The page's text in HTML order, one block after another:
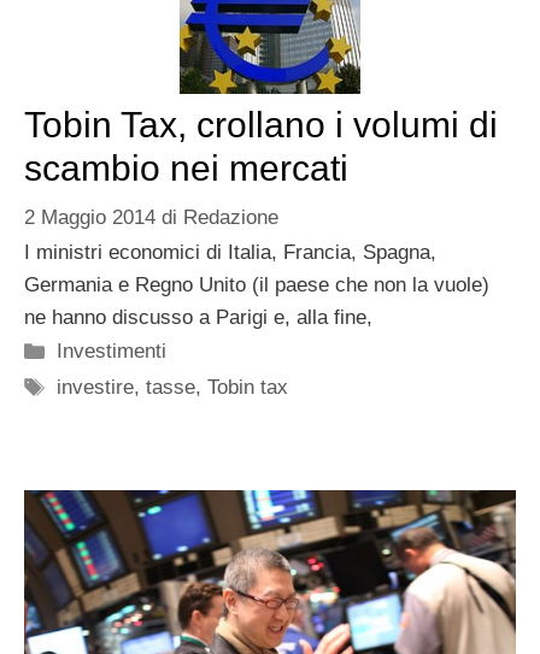
Tobin Tax, crollano i volumi di
scambio nei mercati
2 Maggio 2014 di Redazione
I ministri economici di Italia, Francia, Spagna,
Germania e Regno Unito (il paese che non la vuole)
ne hanno discusso a Parigi e, alla fine,
Categorie
Investimenti
Tag
investire,tasse,Tobin tax